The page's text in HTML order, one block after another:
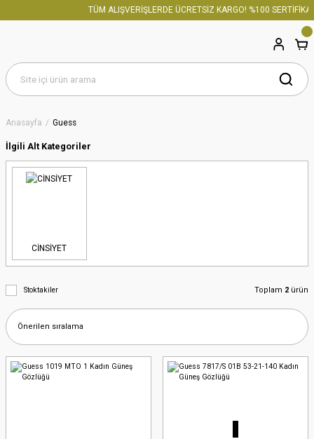
TÜM ALIŞVERİŞLERDE ÜCRETSİZ KARGO! %100
Anasayfa Guess
İlgili Alt Kategoriler
CİNSİYET
Stoktakiler Toplam 2 ürün